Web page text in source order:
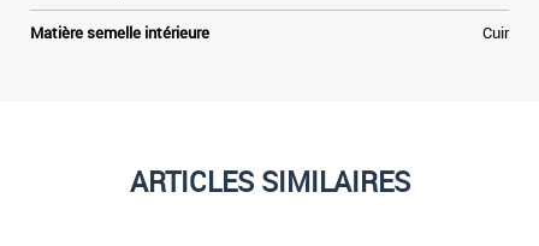
Matière semelle intérieure Cuir
ARTICLES SIMILAIRES